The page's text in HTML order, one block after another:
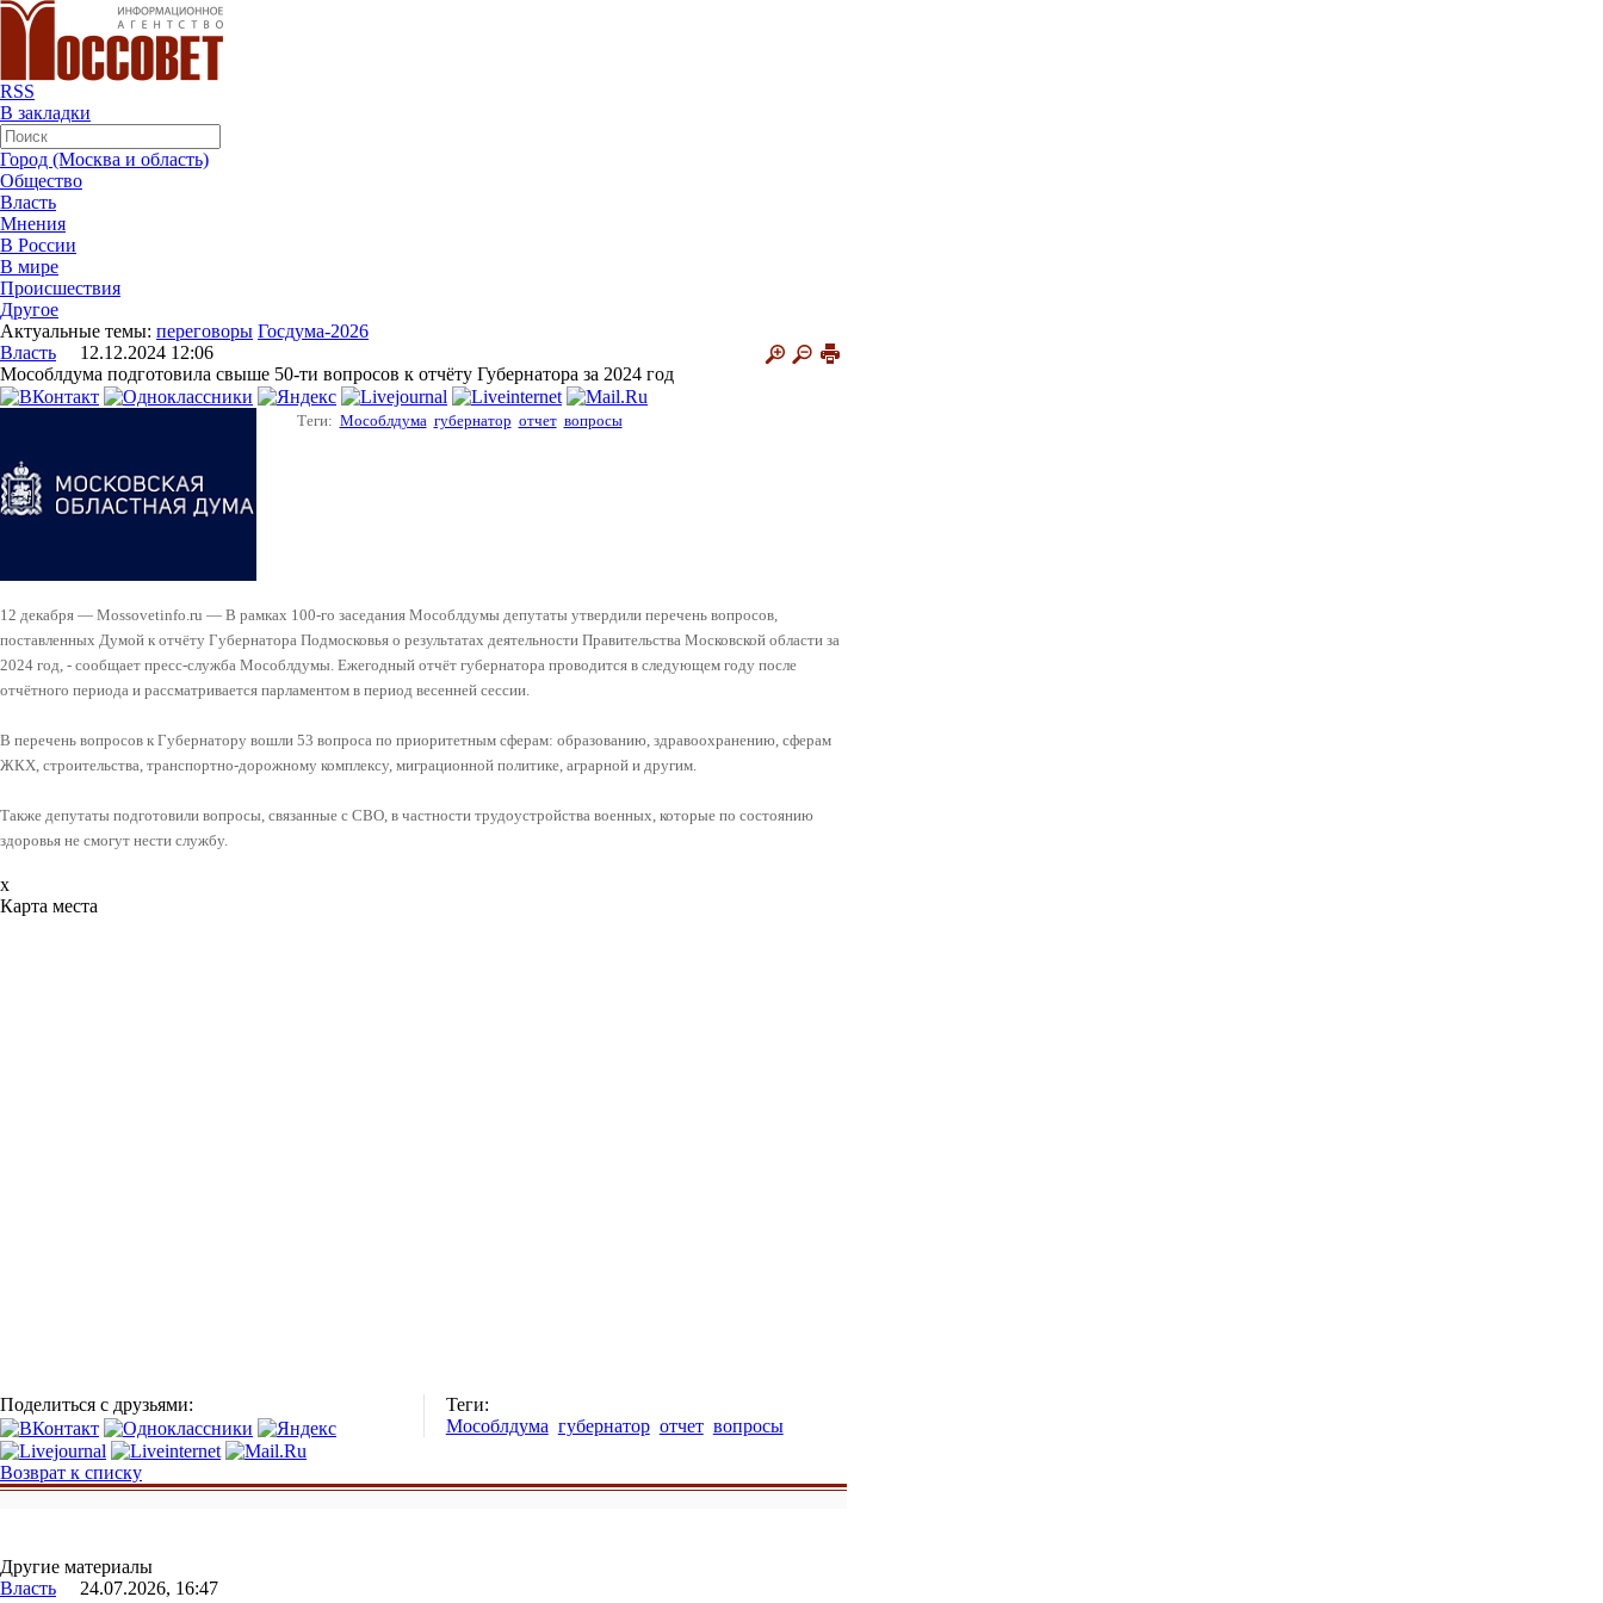
RSS
В закладки
Город (Москва и область)
Общество
Власть
Мнения
В России
В мире
Происшествия
Другое
Актуальные темы: переговоры Госдума-2026
Власть 12.12.2024 12:06
Мособлдума подготовила свыше 50-ти вопросов к отчёту Губернатора за 2024 год
Теги: Мособлдума губернатор отчет вопросы
12 декабря — Mossovetinfo.ru — В рамках 100-го заседания Мособлдумы депутаты утвердили перечень вопросов,
поставленных Думой к отчёту Губернатора Подмосковья о результатах деятельности Правительства Московской области за
2024 год, - сообщает пресс-служба Мособлдумы. Ежегодный отчёт губернатора проводится в следующем году после
отчётного периода и рассматривается парламентом в период весенней сессии.
В перечень вопросов к Губернатору вошли 53 вопроса по приоритетным сферам: образованию, здравоохранению, сферам
ЖКХ, строительства, транспортно-дорожному комплексу, миграционной политике, аграрной и другим.
Также депутаты подготовили вопросы, связанные с СВО, в частности трудоустройства военных, которые по состоянию
здоровья не смогут нести службу.
x
Карта места
Поделиться с друзьями:
Теги:
Мособлдума губернатор отчет вопросы
Возврат к списку
Другие материалы
Власть 24.07.2026, 16:47